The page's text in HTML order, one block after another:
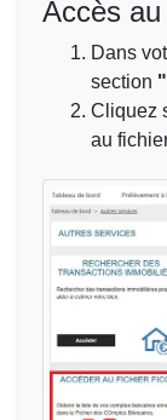
Accès
Dans
section
Cliquez
au